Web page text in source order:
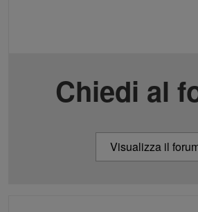
Chiedi al
Visualizza il